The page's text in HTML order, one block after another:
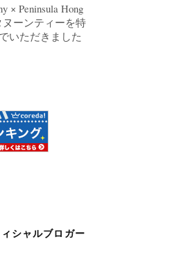
× Peninsula Hong
ヌーンティーを特
いただきました
シャルブロガー